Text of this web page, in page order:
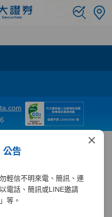
×
公告
輕信不明來電、簡訊、連
電話、簡訊或LINE邀請
等。